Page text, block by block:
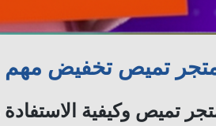
تميص تخفيض مهم 15%
تميص وكيفية